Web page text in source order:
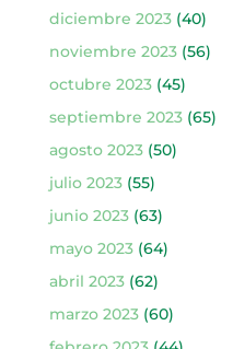
diciembre 2023(40)
noviembre 2023(56)
octubre 2023(45)
septiembre 2023(65)
agosto 2023(50)
julio 2023(55)
junio 2023(63)
mayo 2023(64)
abril 2023(62)
marzo 2023(60)